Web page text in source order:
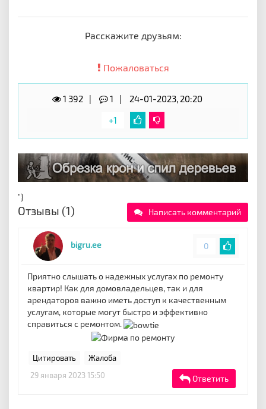
Расскажите друзьям:
Пожаловаться
1 392 1
24-01-2023, 20:20
+1
"}
Отзывы (1) Написать комментарий
bigru.ee 0
Приятно слышать о надежных услугах по ремонту
квартир! Как для домовладельцев, так и для
арендаторов важно иметь доступ к качественным
услугам, которые могут быстро и эффективно
справиться с ремонтом.
Цитировать
Жалоба
29 января 2023 15:50
Ответить